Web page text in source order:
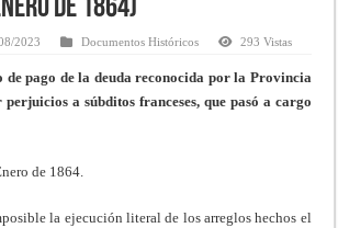
de 1864)
2023 Documentos Históricos 293 Vistas
pago de la deuda reconocida por la Provincia
perjuicios a súbditos franceses, que pasó a cargo
de 1864.
la ejecución literal de los arreglos hechos el